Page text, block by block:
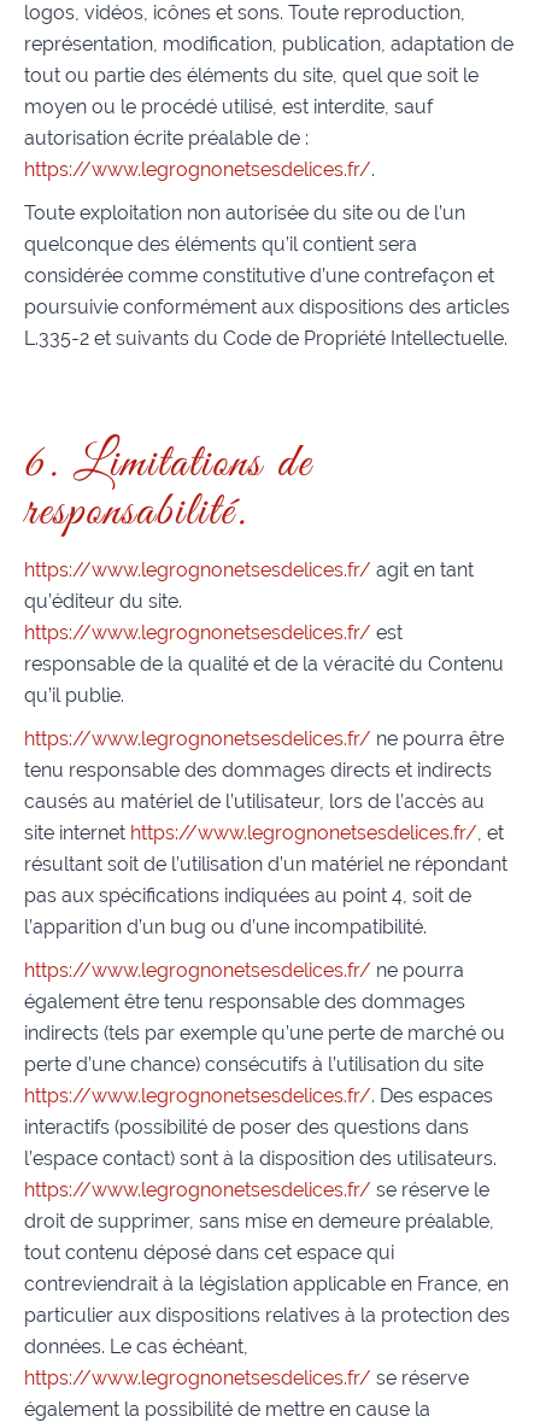
logos, vidéos, icônes et sons. Toute reproduction,
représentation, modification, publication, adaptation de
tout ou partie des éléments du site, quel que soit le
moyen ou le procédé utilisé, est interdite, sauf
autorisation écrite préalable de :
https://www.legrognonetsesdelices.fr/.
Toute exploitation non autorisée du site ou de l’un
quelconque des éléments qu’il contient sera
considérée comme constitutive d’une contrefaçon et
poursuivie conformément aux dispositions des articles
L.335-2 et suivants du Code de Propriété Intellectuelle.
6. Limitations de
responsabilité.
https://www.legrognonetsesdelices.fr/ agit en tant
qu’éditeur du site.
https://www.legrognonetsesdelices.fr/ est
responsable de la qualité et de la véracité du Contenu
qu’il publie.
https://www.legrognonetsesdelices.fr/ ne pourra être
tenu responsable des dommages directs et indirects
causés au matériel de l’utilisateur, lors de l’accès au
site internet https://www.legrognonetsesdelices.fr/, et
résultant soit de l’utilisation d’un matériel ne répondant
pas aux spécifications indiquées au point 4, soit de
l’apparition d’un bug ou d’une incompatibilité.
https://www.legrognonetsesdelices.fr/ ne pourra
également être tenu responsable des dommages
indirects (tels par exemple qu’une perte de marché ou
perte d’une chance) consécutifs à l’utilisation du site
https://www.legrognonetsesdelices.fr/. Des espaces
interactifs (possibilité de poser des questions dans
l’espace contact) sont à la disposition des utilisateurs.
https://www.legrognonetsesdelices.fr/ se réserve le
droit de supprimer, sans mise en demeure préalable,
tout contenu déposé dans cet espace qui
contreviendrait à la législation applicable en France, en
particulier aux dispositions relatives à la protection des
données. Le cas échéant,
https://www.legrognonetsesdelices.fr/ se réserve
également la possibilité de mettre en cause la